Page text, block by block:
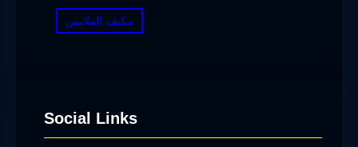
مكيف الملابس
Social Links